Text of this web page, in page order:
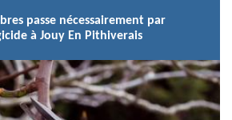
passe nécessairement par
à Jouy En Pithiverais